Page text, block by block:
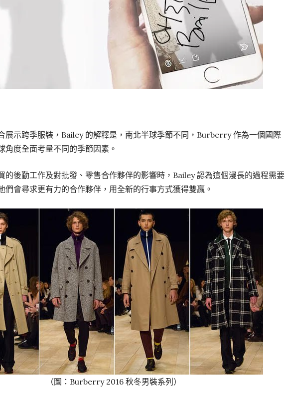
展示跨季服裝，Bailey 的解釋是，南北半球季節不同，Burberry 作為一個國際
角度全面考量不同的季節因素。
的後勤工作及對批發、零售合作夥伴的影響時，Bailey 認為這個漫長的過程需要
們會尋求更有力的合作夥伴，用全新的行事方式獲得雙贏。
（圖：Burberry 2016 秋冬男裝系列）